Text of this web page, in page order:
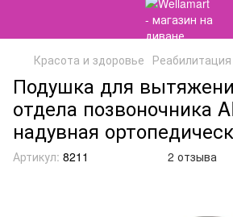
Красота и здоровье Реабилитация
Подушка для
отдела позвоночника
надувная
Артикул: 8211 2 отзыва